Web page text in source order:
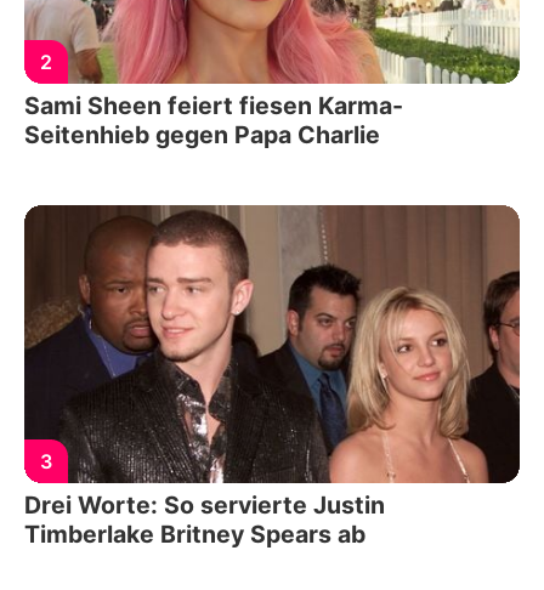
2
Sami Sheen feiert fiesen Karma-
Seitenhieb gegen Papa Charlie
3
Drei Worte: So servierte Justin
Timberlake Britney Spears ab